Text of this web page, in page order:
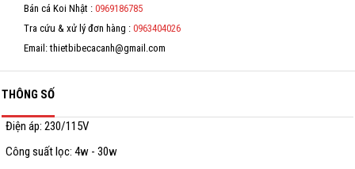
Bán cá Koi Nhật : 0969186785
Tra cứu & xử lý đơn hàng : 0963404026
Email: thietbibecacanh@gmail.com
THÔNG SỐ
Điện áp: 230/115V
Công suất lọc: 4w - 30w